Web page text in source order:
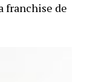
franchise de